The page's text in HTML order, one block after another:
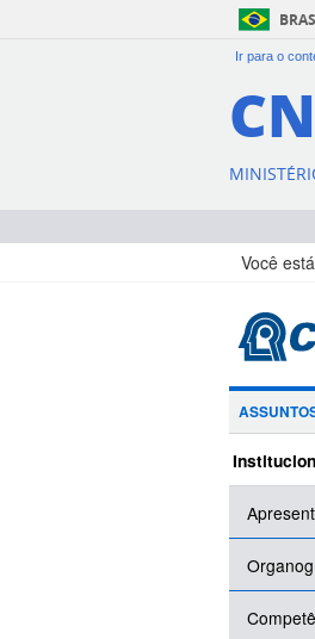
Ir para o
Você